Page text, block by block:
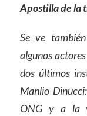
Apostilla de la
Se ve
algunos
dos últimos
Manlio
ONG y a la